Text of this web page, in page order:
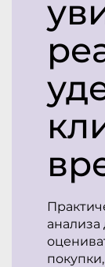
анализа